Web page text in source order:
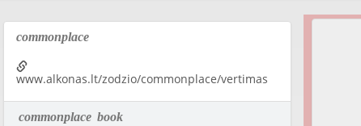
commonplace
www.alkonas.lt/zodzio/commonplace/vertimas
commonplace book